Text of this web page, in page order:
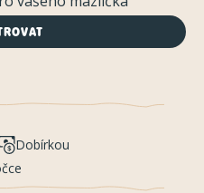
Dobírkou